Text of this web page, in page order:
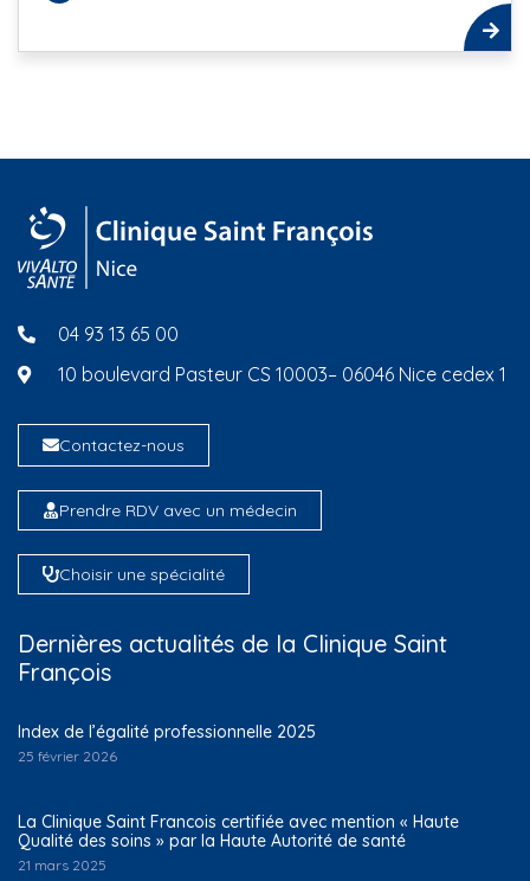
04 93 13 65 00
10 boulevard Pasteur CS 10003– 06046 Nice cedex 1
Contactez-nous
Prendre RDV avec un médecin
Choisir une spécialité
Dernières actualités de la Clinique Saint
François
Index de l’égalité professionnelle 2025
25 février 2026
La Clinique Saint Francois certifiée avec mention « Haute
Qualité des soins » par la Haute Autorité de santé
21 mars 2025